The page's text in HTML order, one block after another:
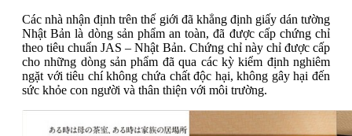
Các nhà nhận định trên thế giới đã khẳng định giấy dán tường
Nhật Bản là dòng sản phẩm an toàn, đã được cấp chứng chỉ
theo tiêu chuẩn JAS – Nhật Bản. Chứng chỉ này chỉ được cấp
cho những dòng sản phẩm đã qua các kỳ kiểm định nghiêm
ngặt với tiêu chí không chứa chất độc hại, không gây hại đến
sức khỏe con người và thân thiện với môi trường.